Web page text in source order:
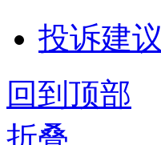
投诉建议
回到顶部
折叠